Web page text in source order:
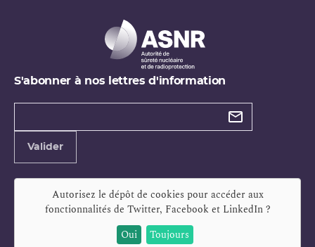
S'abonner à nos lettres d'information
Types de
Valider
Autorisez le dépôt de cookies pour accéder aux
fonctionnalités de Twitter, Facebook et LinkedIn?
Oui
Toujours